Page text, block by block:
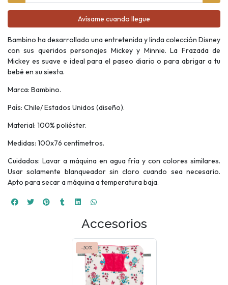
Avísame cuando llegue
Bambino ha desarrollado una entretenida y linda colección Disney
con sus queridos personajes Mickey y Minnie. La Frazada de
Mickey es suave e ideal para el paseo diario o para abrigar a tu
bebé en su siesta.
Marca: Bambino.
País: Chile/ Estados Unidos (diseño).
Material: 100% poliéster.
Medidas: 100x76 centímetros.
Cuidados: Lavar a máquina en agua fría y con colores similares.
Usar solamente blanqueador sin cloro cuando sea necesario.
Apto para secar a máquina a temperatura baja.
Accesorios
-30%